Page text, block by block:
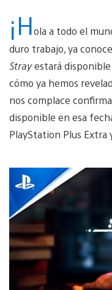
¡Hola a todo el
duro trabajo, ya
Strayestará
cómo ya hemos
nos complace
disponible en esa
PlayStation Plus Extra